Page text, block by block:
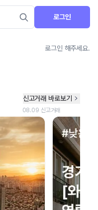
로그인
로그인 해주세요.
안내